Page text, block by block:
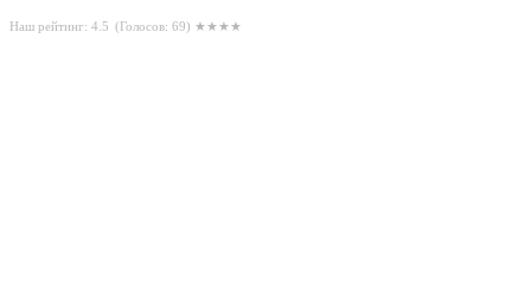
Наш рейтинг: 4.5 (Голосов: 69) ★★★★